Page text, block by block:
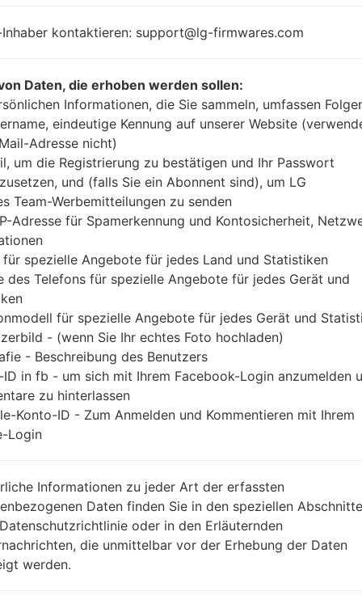
A53 & 4x1.0GHz
Cortex-A53
4GB
Mirror
Buy accessories on Amazon
Startseite →Serie →LG Q Stylus Plus →LGQ710YBW
kontaktieren: support@lg-firmwares.com
Daten, die erhoben werden sollen:
Informationen, die Sie sammeln, umfassen
eindeutige Kennung auf unserer Website
Adresse nicht)
um die Registrierung zu bestätigen und Ihr Passwort
und (falls Sie ein Abonnent sind), um LG
Team-Werbemitteilungen zu senden
Adresse für Spamerkennung und Kontosicherheit,
für spezielle Angebote für jedes Land und Statistiken
des Telefons für spezielle Angebote für jedes Gerät und
für spezielle Angebote für jedes Gerät und
- (wenn Sie Ihr echtes Foto hochladen)
- Beschreibung des Benutzers
ID in fb - um sich mit Ihrem Facebook-Login anzumelden
zu hinterlassen
Konto-ID - Zum Anmelden und Kommentieren mit Ihrem
Login
Informationen zu jeder Art der erfassten
Daten finden Sie in den speziellen
oder in den Erläuternden
die unmittelbar vor der Erhebung der Daten
werden.